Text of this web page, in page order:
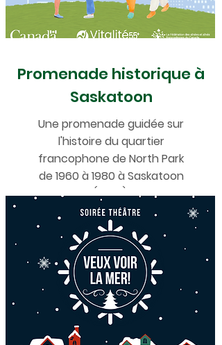
Promenade historique à
Saskatoon
Une promenade guidée sur
l'histoire du quartier
francophone de North Park
de 1960 à 1980 à Saskatoon
(2023).